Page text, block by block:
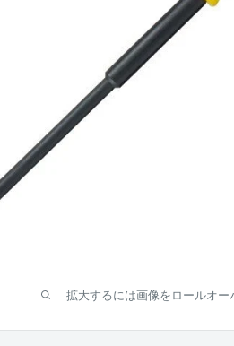
拡大するには画像をロールオー